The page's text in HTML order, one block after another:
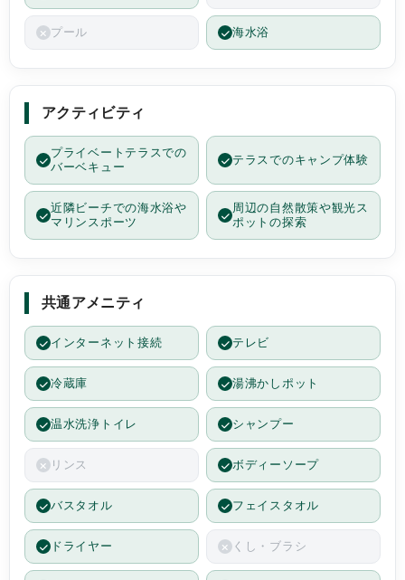
プール 海水浴
アクティビティ
プライベートテラスでの
バーベキュー
テラスでのキャンプ体験
近隣ビーチでの海水浴や
マリンスポーツ
周辺の自然散策や観光ス
ポットの探索
共通アメニティ
インターネット接続 テレビ
冷蔵庫 湯沸かしポット
温水洗浄トイレ シャンプー
リンス ボディーソープ
バスタオル フェイスタオル
ドライヤー くし・ブラシ